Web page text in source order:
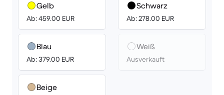
Gelb
Ab: 459.00 EUR
Blau
Ab: 379.00 EUR
Beige
Schwarz
Ab: 278.00 EUR
Weiß
Ausverkauft